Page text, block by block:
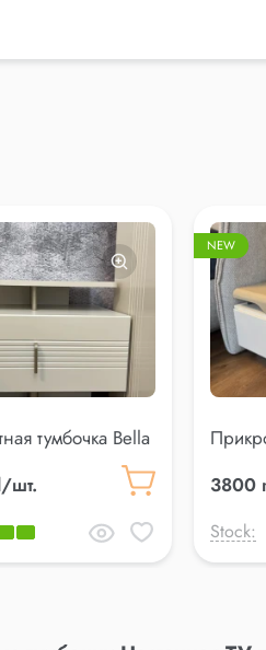
тумбочка Bella
шт.
NEW
3800
Stock: